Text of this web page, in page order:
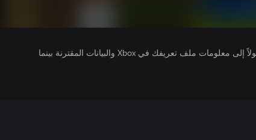
يتلقى ناشرو الألعاب التي تقوم بتشغيلها وصولاً إلى معلومات ملف تعريفك في Xbox والبيانات المقترنة بينما